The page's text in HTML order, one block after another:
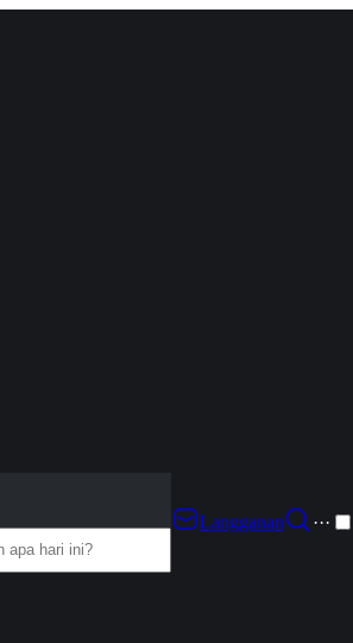
Langganan
···